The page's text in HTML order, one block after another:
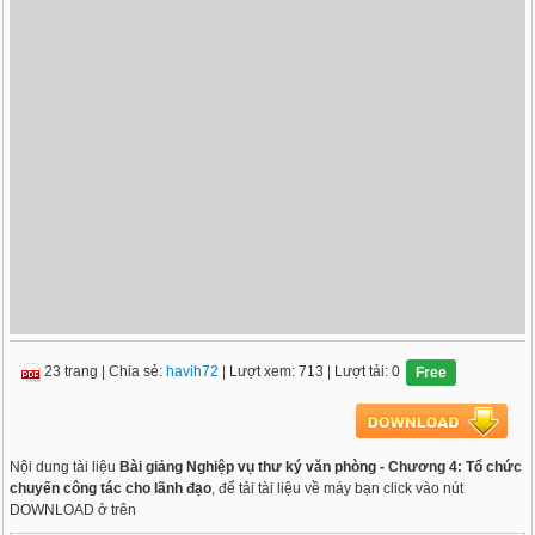
23 trang |Chia sẻ: havih72 | Lượt xem: 713 | Lượt tải: 0 Free
Nội dung tài liệu Bài giảng Nghiệp vụ thư ký văn phòng - Chương 4: Tổ chức
chuyến công tác cho lãnh đạo, để tải tài liệu về máy bạn click vào nút
DOWNLOAD ở trên